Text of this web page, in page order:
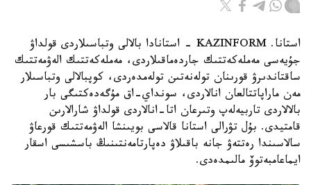
استانا. KAZINFORM - استانادا بالالى وتباسىلاردى قولداۋ
جۇيەسى مەملەكەتتىك جاردەماقىلاردى، مەملەكەتتىك الەۋمەتتىك
ساقتاندىرۋ قورىنان تولەنەتىن تولەمدەردى، كوپبالالى وتباسىلار
مەن ماراپاتتالعان انالاردى، سونداي-اق مۇگەدەكتىگى بار
بالالاردى تاربيەلەپ وتىرعان اتا-انالاردى قولداۋ شارالارىن
قامتيدى. بۇل تۋرالى استانا قالاسى بويىنشا الەۋمەتتىك قورعاۋ
سالاسىندا رەتتەۋ جانە باقىلاۋ دەپارتامەنتىنىڭ باسشىسى اسقار
ايماعامبەتوۆ مالىمدەدى.